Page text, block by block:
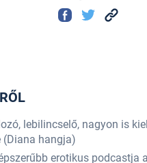
lebilincselő, nagyon is
(Diana hangja)
erotikus podcastja